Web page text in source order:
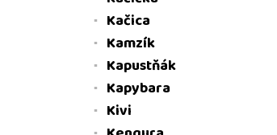
Kačica
Kamzík
Kapustňák
Kapybara
Kivi